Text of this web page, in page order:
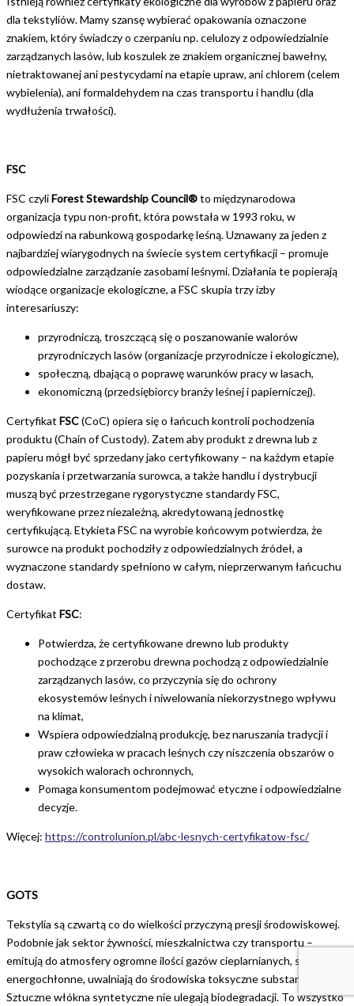
dla tekstyliów. Mamy szansę wybierać opakowania oznaczone
znakiem, który świadczy o czerpaniu np. celulozy z odpowiedzialnie
zarządzanych lasów, lub koszulek ze znakiem organicznej bawełny,
nietraktowanej ani pestycydami na etapie upraw, ani chlorem (celem
wybielenia), ani formaldehydem na czas transportu i handlu (dla
wydłużenia trwałości).
FSC
FSC czyliForest Stewardship Council®to międzynarodowa
organizacja typu non-profit, która powstała w 1993 roku, w
odpowiedzi na rabunkową gospodarkę leśną. Uznawany za jeden z
najbardziej wiarygodnych na świecie system certyfikacji – promuje
odpowiedzialne zarządzanie zasobami leśnymi. Działania te popierają
wiodące organizacje ekologiczne, a FSC skupia trzy izby
interesariuszy:
przyrodniczą, troszczącą się o poszanowanie walorów
przyrodniczych lasów (organizacje przyrodnicze i ekologiczne),
społeczną, dbającą o poprawę warunków pracy w lasach,
ekonomiczną (przedsiębiorcy branży leśnej i papierniczej).
Certyfikat FSC(CoC) opiera się o łańcuch kontroli pochodzenia
produktu (Chain of Custody). Zatem aby produkt z drewna lub z
papieru mógł być sprzedany jako certyfikowany – na każdym etapie
pozyskania i przetwarzania surowca, a także handlu i dystrybucji
muszą być przestrzegane rygorystyczne standardy FSC,
weryfikowane przez niezależną, akredytowaną jednostkę
certyfikującą. Etykieta FSC na wyrobie końcowym potwierdza, że
surowce na produkt pochodziły z odpowiedzialnych źródeł, a
wyznaczone standardy spełniono w całym, nieprzerwanym łańcuchu
dostaw.
Certyfikat FSC:
Potwierdza, że certyfikowane drewno lub produkty
pochodzące z przerobu drewna pochodzą z odpowiedzialnie
zarządzanych lasów, co przyczynia się do ochrony
ekosystemów leśnych i niwelowania niekorzystnego wpływu
na klimat,
Wspiera odpowiedzialną produkcję, bez naruszania tradycji i
praw człowieka w pracach leśnych czy niszczenia obszarów o
wysokich walorach ochronnych,
Pomaga konsumentom podejmować etyczne i odpowiedzialne
decyzje.
Więcej: https://controlunion.pl/abc-lesnych-certyfikatow-fsc/
GOTS
Tekstylia są czwartą co do wielkości przyczyną presji środowiskowej.
Podobnie jak sektor żywności, mieszkalnictwa czy transportu –
emitują do atmosfery ogromne ilości gazów cieplarnianych, są bardzo
energochłonne, uwalniają do środowiska toksyczne substancje.
Sztuczne włókna syntetyczne nie ulegają biodegradacji. To wszystko